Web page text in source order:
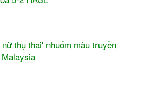
thụ thai' nhuốm màu truyền